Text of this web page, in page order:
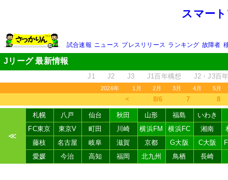
スマー
試合速報 ニュース プレスリリース ランキング 故障者
Jリーグ 最新情報
J1 J2 J3 J1百年構想 J2・J3百
2026年 1月 2月 3月 4月 5月
＜ 8/6 7 8
≪
札幌 八戸 仙台 秋田 山形 福島
いわき
FC東京
東京V 町田 川崎 横浜FM 横浜FC 湘南
藤枝
名古屋 岐阜 滋賀 京都 G大阪 C大阪
愛媛
今治 高知 福岡 北九州 鳥栖 長崎